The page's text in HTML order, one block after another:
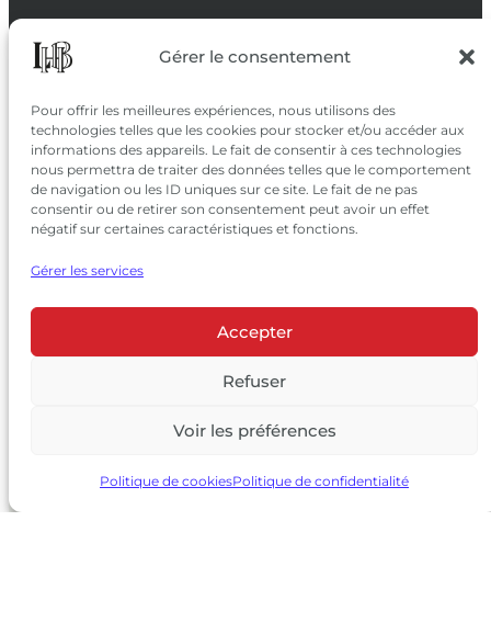
Gérer le consentement
Pour offrir les meilleures expériences, nous utilisons des
technologies telles que les cookies pour stocker et/ou accéder aux
informations des appareils. Le fait de consentir à ces technologies
nous permettra de traiter des données telles que le comportement
de navigation ou les ID uniques sur ce site. Le fait de ne pas
consentir ou de retirer son consentement peut avoir un effet
négatif sur certaines caractéristiques et fonctions.
Gérer les services
Accepter
Refuser
Voir les préférences
Politique de cookiesPolitique de confidentialité
SUIVEZ-NOUS
SUR LES RÉSEAUX
© 2026 Château Larrivet Haut-Brion |
Mentions légales|Politique de confidentialité
|CGV
L’ABUS D’ALCOOL EST DANGEREUX POUR LA SANTÉ, À